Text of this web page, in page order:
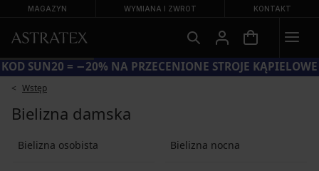
MAGAZYN WYMIANA I ZWROT KONTAKT
KOD SUN20 = −20% NA PRZECENIONE STROJE KĄPIELOWE
Wstęp
Bielizna damska
Bielizna osobista Bielizna nocna